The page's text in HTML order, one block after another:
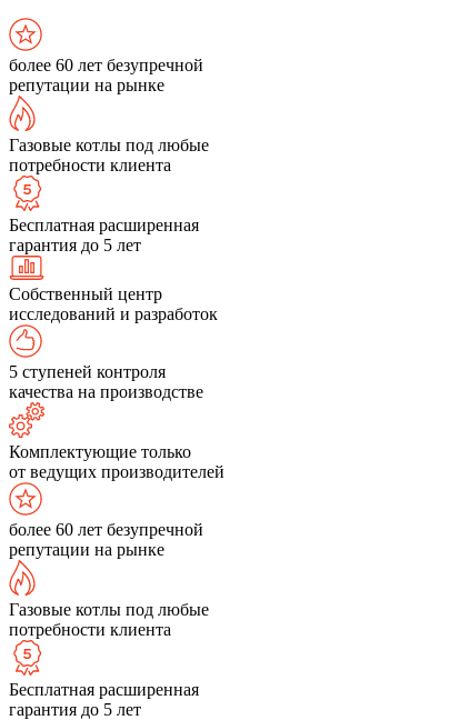
более 60 лет безупречной
репутации на рынке
Газовые котлы под любые
потребности клиента
Бесплатная расширенная
гарантия до 5 лет
Собственный центр
исследований и разработок
5 ступеней контроля
качества на производстве
Комплектующие только
от ведущих производителей
более 60 лет безупречной
репутации на рынке
Газовые котлы под любые
потребности клиента
Бесплатная расширенная
гарантия до 5 лет